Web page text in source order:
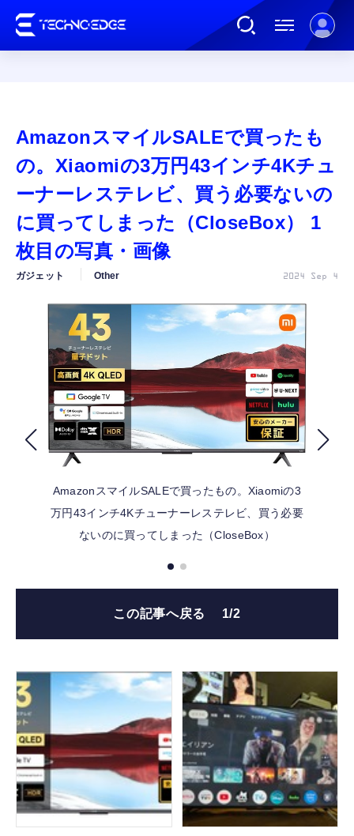
AI
ガジェット
ゲーム
カルチャー
公式ストア
FOLLOW US
AmazonスマイルSALEで買ったも
の。Xiaomiの3万円43インチ4Kチュ
ーナーレステレビ、買う必要ないの
に買ってしまった（CloseBox） 1
枚目の写真・画像
ガジェット Other 2024 Sep 4
AmazonスマイルSALEで買ったもの。Xiaomiの3
万円43インチ4Kチューナーレステレビ、買う必要
ないのに買ってしまった（CloseBox）
この記事へ戻る 1/2